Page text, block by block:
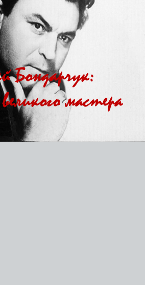
Бондарчук:
мастера